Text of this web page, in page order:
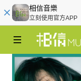
相信音樂
立刻使用官方APP